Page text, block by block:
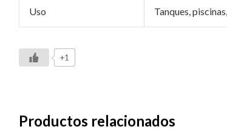
Uso Tanques,
+1
Productos relacionados